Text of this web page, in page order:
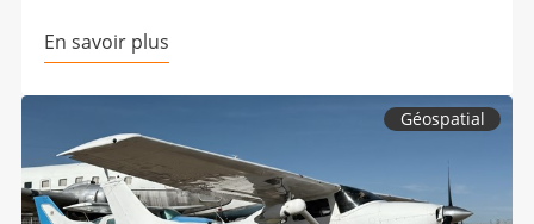
En savoir plus
Géospatial